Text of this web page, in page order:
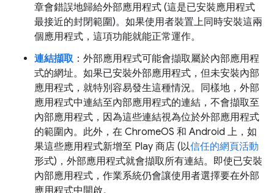
章會錯誤地歸給外部應用程式 (這是已安裝應用程式
最接近的封閉範圍)。如果使用者裝置上同時安裝這兩
個應用程式，這項功能就能正常運作。
連結擷取：外部應用程式可能會擷取屬於內部應用程
式的網址。如果已安裝外部應用程式，但未安裝內部
應用程式，就特別容易發生這種情況。同樣地，外部
應用程式中連結至內部應用程式的連結，不會擷取至
內部應用程式，因為這些連結視為位於外部應用程式
的範圍內。此外，在 ChromeOS 和 Android 上，如
果這些應用程式新增至 Play 商店 (以信任的網頁活動
形式)，外部應用程式就會擷取所有連結。即使已安裝
內部應用程式，作業系統仍會讓使用者選擇要在外部